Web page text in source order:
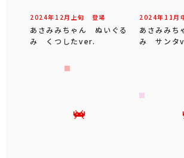
2024年 12 月 上旬 登場
あさみみちゃん ぬいぐる
み くつしたver.
2024年 11 月
あさみみ
み サンタ